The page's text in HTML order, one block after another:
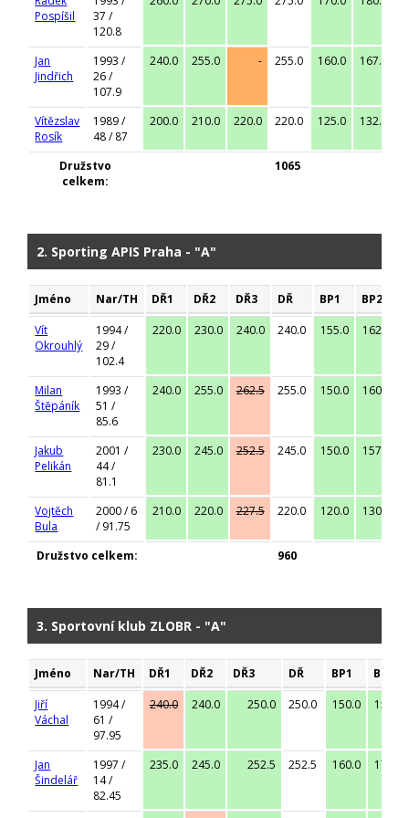
Pospíšil
37 /
120.8
Jan
Jindřich
1993 /
26 /
107.9
240.0 255.0 - 255.0 160.0 167.5
Vítězslav
Rosík
1989 /
48 / 87
200.0 210.0 220.0 220.0 125.0 132.5
Družstvo
celkem:
1065
2. Sporting APIS Praha - "A"
Jméno Nar/TH DŘ1 DŘ2 DŘ3 DŘ BP1 BP2
Vít
Okrouhlý
1994 /
29 /
102.4
220.0 230.0 240.0 240.0 155.0 162.5
Milan
Štěpáník
1993 /
51 /
85.6
240.0 255.0 262.5 255.0 150.0 160.0
Jakub
Pelikán
2001 /
44 /
81.1
230.0 245.0 252.5 245.0 150.0 157.5
Vojtěch
Bula
2000 / 6
/ 91.75
210.0 220.0 227.5 220.0 120.0 130.0
Družstvo celkem: 960
3. Sportovní klub ZLOBR - "A"
Jméno Nar/TH DŘ1 DŘ2 DŘ3 DŘ BP1
BP2
Jiří
Váchal
1994 /
61 /
97.95
240.0 240.0 250.0 250.0 150.0 155.0
Jan
Šindelář
1997 /
14 /
82.45
235.0 245.0 252.5 252.5 160.0 170.0